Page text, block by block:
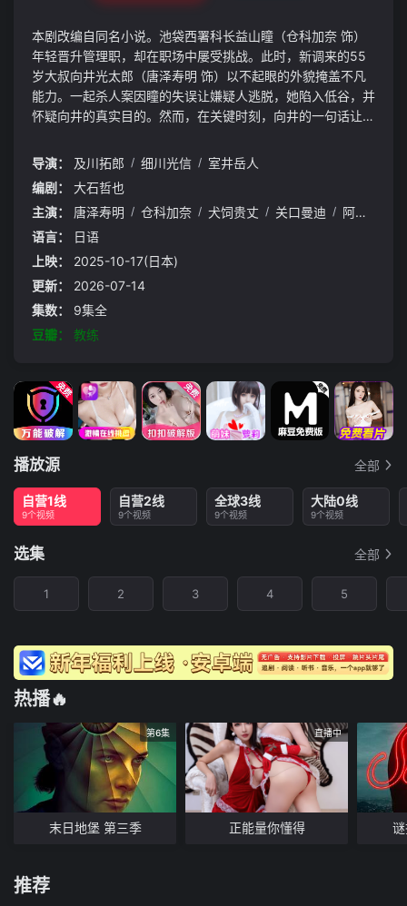
本剧改编自同名小说。池袋西署科长益山瞳（仓科加奈 饰）
年轻晋升管理职，却在职场中屡受挑战。此时，新调来的55
岁大叔向井光太郎（唐泽寿明 饰）以不起眼的外貌掩盖不凡
能力。一起杀人案因瞳的失误让嫌疑人逃脱，她陷入低谷，并
怀疑向井的真实目的。然而，在关键时刻，向井的一句话让她
的故事就此展开。
导演： 及川拓郎 / 细川光信 / 室井岳人
编剧：
大石哲也
主演：
唐泽寿明 / 仓科加奈 / 犬饲贵丈 / 关口曼迪 / 阿久津仁爱
语言：
日语
上映：
2025-10-17(日本)
更新：
2026-07-14
集数：
9集全
豆瓣：
教练
播放源 全部
自营1线
9个视频
自营2线
9个视频
全球3线
9个视频
大陆0线
9个视频
选集 全部
1 2 3 4 5
热播🔥
第6集
末日地堡 第三季
直播中
正能量你懂得
推荐